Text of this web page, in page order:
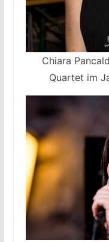
Chiara
Quartet im